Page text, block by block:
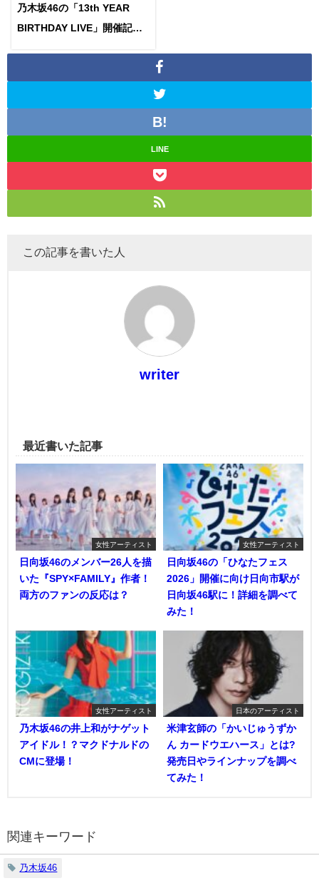
乃木坂46の「13th YEAR
BIRTHDAY LIVE」開催記念
LINE
この記事を書いた人
writer
最近書いた記事
女性アーティスト
日向坂46のメンバー26人を描
いた『SPY×FAMILY』作者！
両方のファンの反応は？
女性アーティスト
日向坂46の「ひなたフェス
2026」開催に向け日向市駅が
日向坂46駅に！詳細を調べて
みた！
女性アーティスト
乃木坂46の井上和がナゲット
アイドル！？マクドナルドの
CMに登場！
日本のアーティスト
米津玄師の「かいじゅうずか
ん カードウエハース」とは?
発売日やラインナップを調べ
てみた！
関連キーワード
乃木坂46